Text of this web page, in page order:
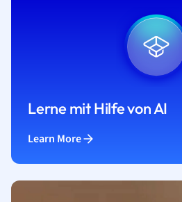
Lerne mit Hilfe von AI
Learn More